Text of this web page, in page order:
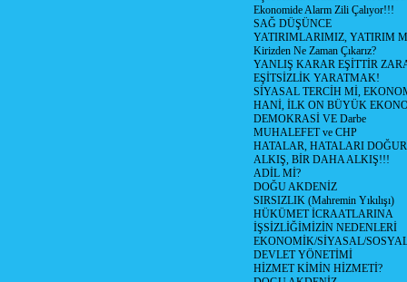
Ekonomide Alarm Zili Çalıyor!!!
SAĞ DÜŞÜNCE
YATIRIMLARIMIZ, YATIRIM
Kirizden Ne Zaman Çıkarız?
YANLIŞ KARAR EŞİTTİR
EŞİTSİZLİK YARATMAK!
SİYASAL TERCİH Mİ,
HANİ, İLK ON BÜYÜK
DEMOKRASİ VE Darbe
MUHALEFET ve CHP
HATALAR, HATALARI
ALKIŞ, BİR DAHA ALKIŞ!!!
ADİL Mİ?
DOĞU AKDENİZ
SIRSIZLIK (Mahremin Yıkılışı)
HÜKÜMET İCRAATLARINA
İŞSİZLİĞİMİZİN NEDENLERİ
EKONOMİK/SİYASAL/
DEVLET YÖNETİMİ
HİZMET KİMİN HİZMETİ?